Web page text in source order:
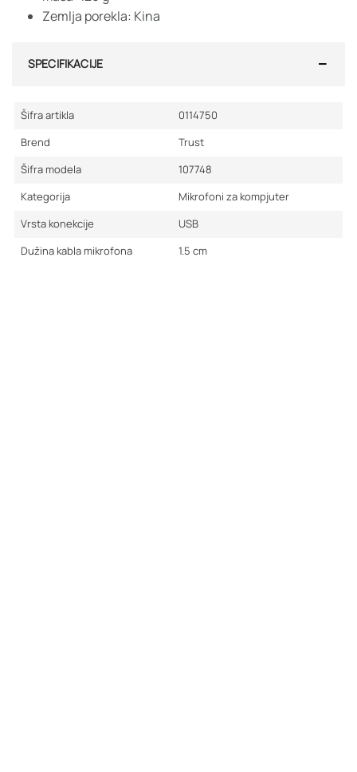
Zemlja porekla: Kina
SPECIFIKACIJE
Šifra artikla
0114750
Brend
Trust
Šifra modela
107748
Kategorija
Mikrofoni za kompjuter
Vrsta konekcije
USB
Dužina kabla mikrofona
1.5 cm